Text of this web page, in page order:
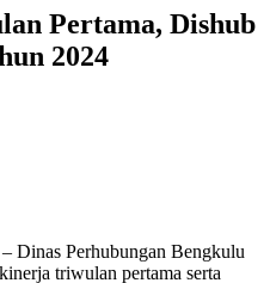
Pertama, Dishub
2024
– Dinas Perhubungan Bengkulu
triwulan pertama serta